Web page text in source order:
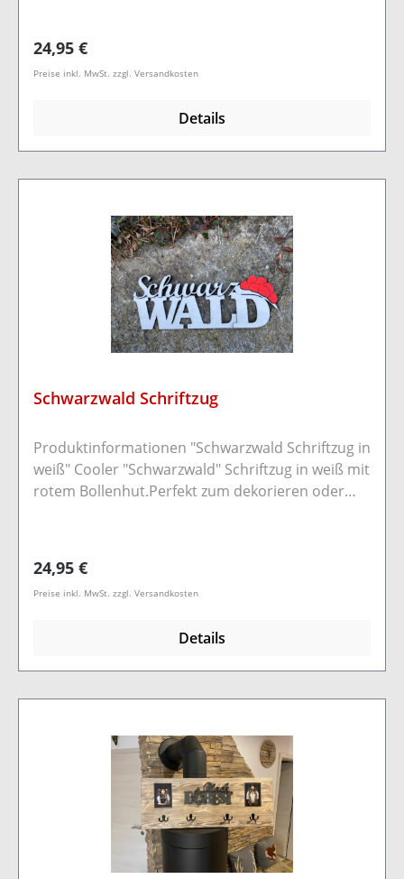
Regulärer Preis:
24,95 €
Preise inkl. MwSt. zzgl. Versandkosten
Details
Schwarzwald Schriftzug
Produktinformationen "Schwarzwald Schriftzug in
weiß" Cooler "Schwarzwald" Schriftzug in weiß mit
rotem Bollenhut.Perfekt zum dekorieren oder
Regulärer Preis:
24,95 €
Preise inkl. MwSt. zzgl. Versandkosten
Details